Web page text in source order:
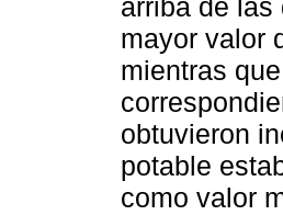
arriba de
mayor valor
mientras
obtuvieron
potable
como valor